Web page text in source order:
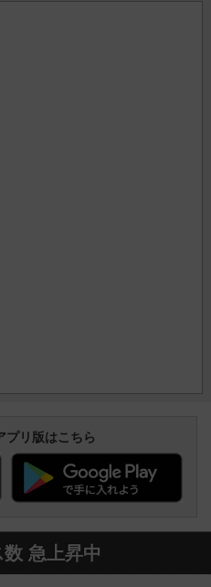
プリ版はこちら
数 急上昇中